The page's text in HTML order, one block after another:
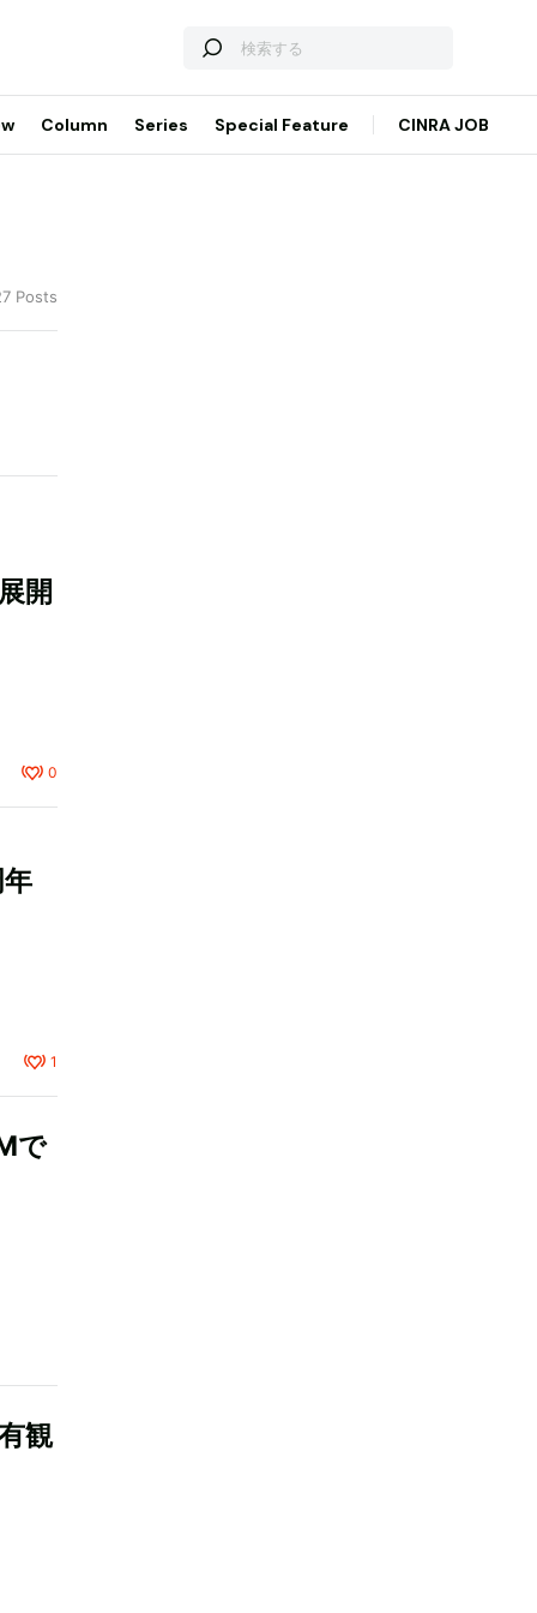
Column Series Special Feature CINRA JOB
Posts
開
0
1
で
観